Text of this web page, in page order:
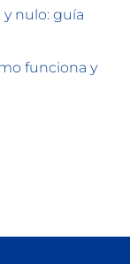
nulo: guía
funciona y